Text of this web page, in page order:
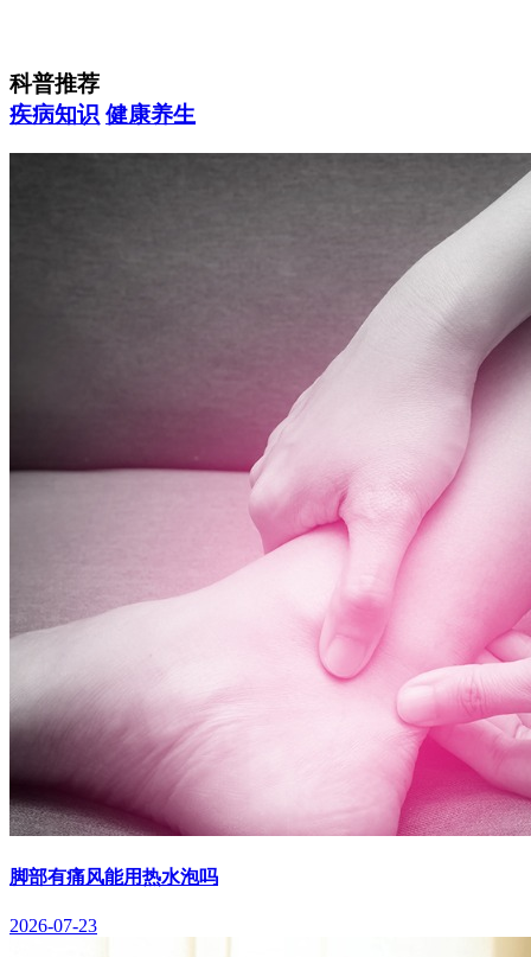
科普推荐
疾病知识 健康养生
脚部有痛风能用热水泡吗
2026-07-23